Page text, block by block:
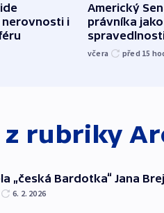
nerovnosti i
Americký
právníka
včera před 15
z rubriky
„česká Bardotka“ Jana
6. 2. 2026